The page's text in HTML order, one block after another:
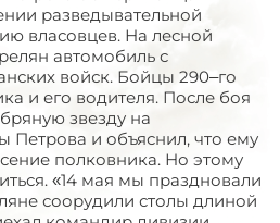
разведывательной
власовцев. На лесной
автомобиль с
войск. Бойцы 290–го
и его водителя. После боя
звезду на
Петрова и объяснил, что ему
полковника. Но этому
«14 мая мы праздновали
соорудили столы длиной